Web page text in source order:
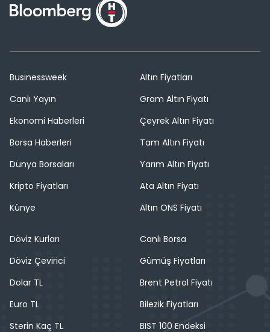
Businessweek
Canlı Yayın
Ekonomi Haberleri
Borsa Haberleri
Dünya Borsaları
Kripto Fiyatları
Künye
Altın Fiyatları
Gram Altın Fiyatı
Çeyrek Altın Fiyatı
Tam Altın Fiyatı
Yarım Altın Fiyatı
Ata Altın Fiyatı
Altın ONS Fiyatı
Döviz Kurları
Döviz Çevirici
Dolar TL
Euro TL
Sterin Kaç TL
Canlı Borsa
Gümüş Fiyatları
Brent Petrol Fiyatı
Bilezik Fiyatları
BIST 100 Endeksi